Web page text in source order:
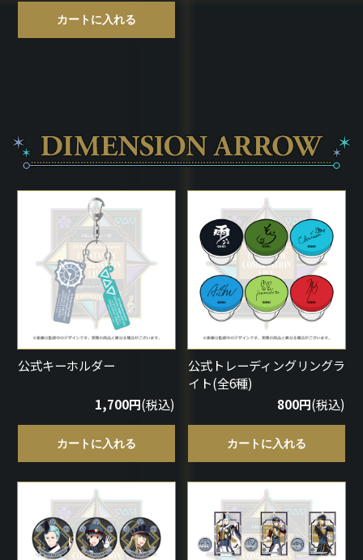
カートに入れる
公式キーホルダー
1,700円(税込)
カートに入れる
公式トレーディングリングラ
イト(全6種)
800円(税込)
カートに入れる